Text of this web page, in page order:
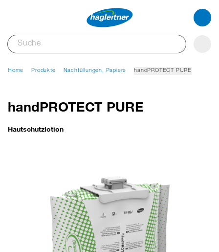
Home Produkte Nachfüllungen, Papiere handPROTECT PURE
handPROTECT PURE
Hautschutzlotion